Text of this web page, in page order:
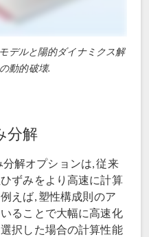
デルと陽的ダイナミクス解
動的破壊.
分解
解オプションは, 従来
ずみをより高速に計算
えば, 塑性構成則のア
ることで大幅に高速化
択した場合の計算性能